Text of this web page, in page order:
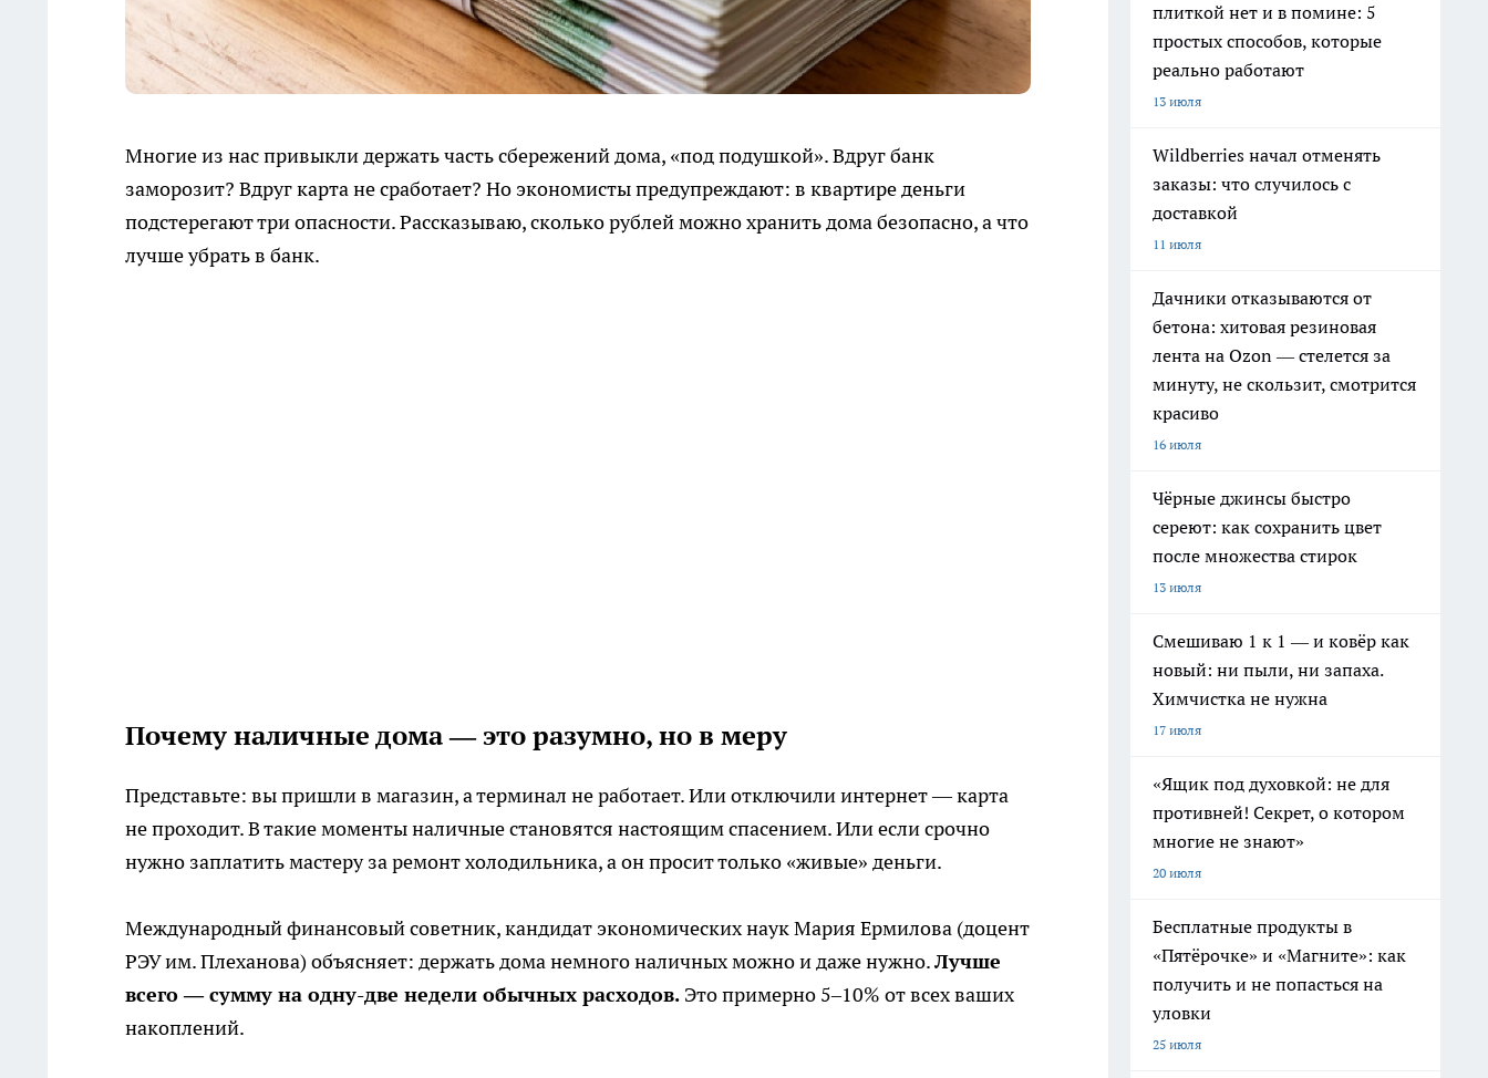
Многие из нас привыкли держать часть сбережений дома, «под подушкой». Вдруг банк
заморозит? Вдруг карта не сработает? Но экономисты предупреждают: в квартире деньги
подстерегают три опасности. Рассказываю, сколько рублей можно хранить дома безопасно, а что
лучше убрать в банк.
Почему наличные дома — это разумно, но в меру
Представьте: вы пришли в магазин, а терминал не работает. Или отключили интернет — карта
не проходит. В такие моменты наличные становятся настоящим спасением. Или если срочно
нужно заплатить мастеру за ремонт холодильника, а он просит только «живые» деньги.
Международный финансовый советник, кандидат экономических наук Мария Ермилова (доцент
РЭУ им. Плеханова) объясняет: держать дома немного наличных можно и даже нужно.Лучше
всего — сумму на одну-две недели обычных расходов. Это примерно 5–10% от всех ваших
накоплений.
плиткой нет и в помине: 5
простых способов, которые
реально работают
13 июля
Wildberries начал отменять
заказы: что случилось с
доставкой
11 июля
Дачники отказываются от
бетона: хитовая резиновая
лента на Ozon — стелется за
минуту, не скользит, смотрится
красиво
16 июля
Чёрные джинсы быстро
сереют: как сохранить цвет
после множества стирок
13 июля
Смешиваю 1 к 1 — и ковёр как
новый: ни пыли, ни запаха.
Химчистка не нужна
17 июля
«Ящик под духовкой: не для
противней! Секрет, о котором
многие не знают»
20 июля
Бесплатные продукты в
«Пятёрочке» и «Магните»: как
получить и не попасться на
уловки
25 июля